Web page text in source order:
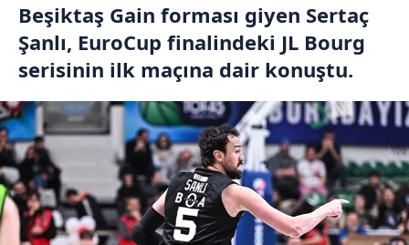
Beşiktaş Gain forması giyen Sertaç
Şanlı, EuroCup finalindeki JL Bourg
serisinin ilk maçına dair konuştu.